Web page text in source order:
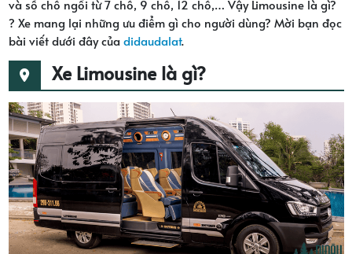
và số chỗ ngồi từ 7 chỗ, 9 chỗ, 12 chỗ,… Vậy Limousine là gì?
? Xe mang lại những ưu điểm gì cho người dùng? Mời bạn đọc
bài viết dưới đây củadidaudalat.
Xe Limousine là gì?